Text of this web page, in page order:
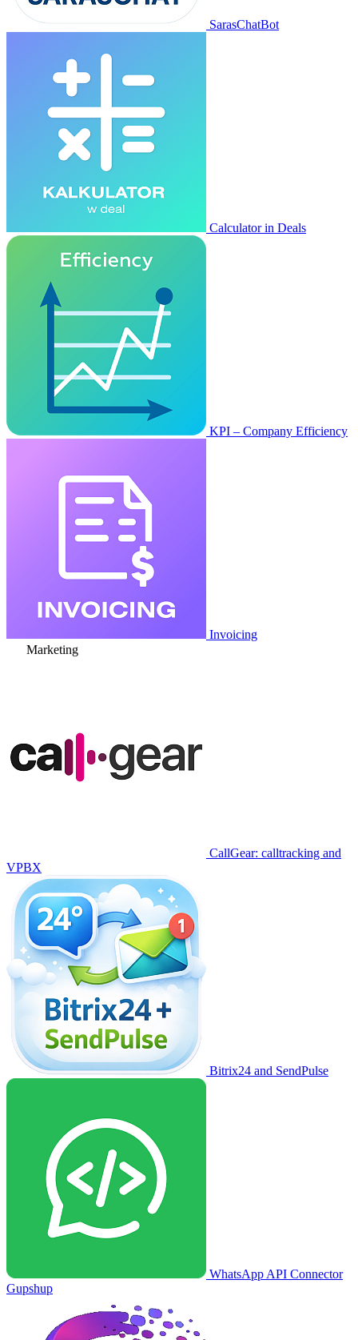
SarasChatBot
Calculator in Deals
KPI – Company Efficiency
Invoicing
Marketing
CallGear: calltracking and
VPBX
Bitrix24 and SendPulse
WhatsApp API Connector
Gupshup